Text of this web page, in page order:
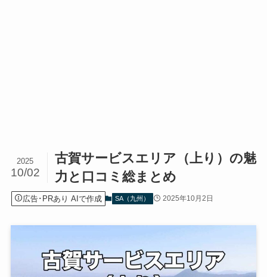
古賀サービスエリア（上り）の魅
力と口コミ総まとめ
2025
10/02
広告･PRあり AIで作成 SA（九州） 2025年10月2日